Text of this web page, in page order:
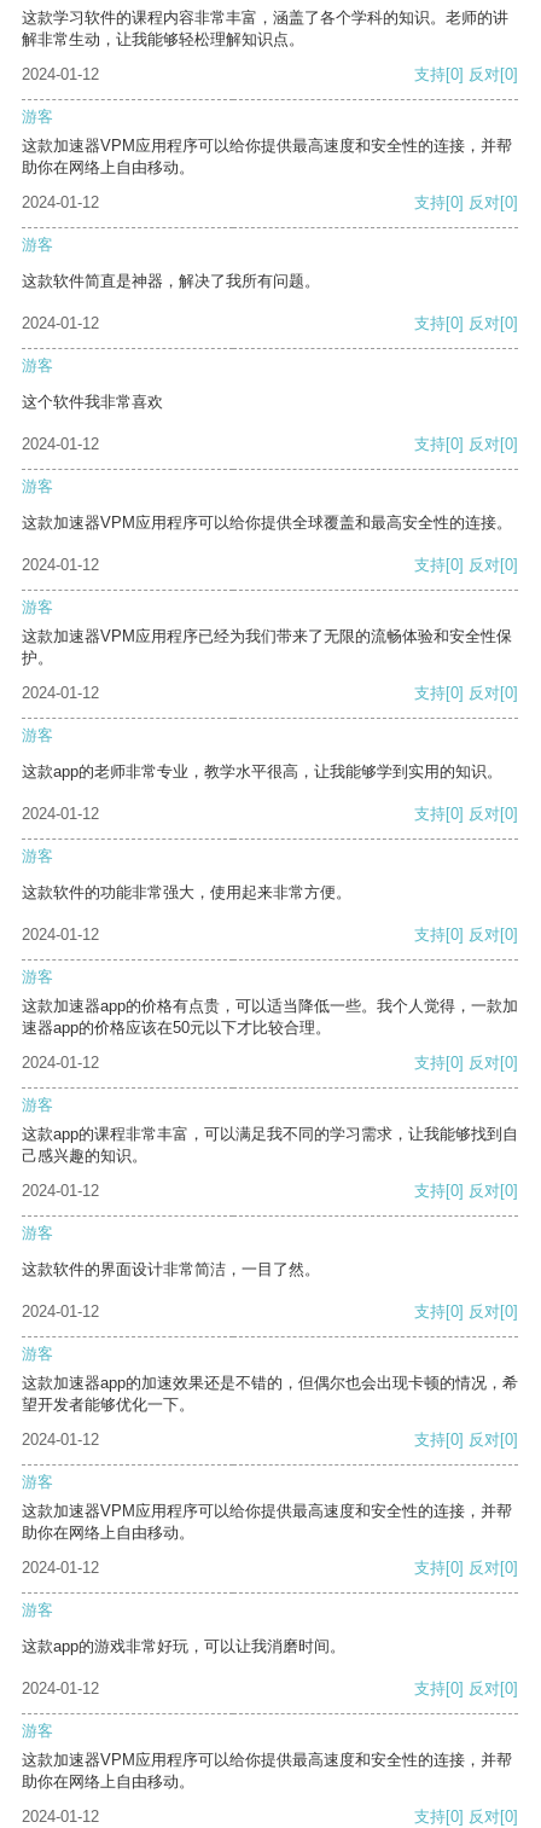
这款学习软件的课程内容非常丰富，涵盖了各个学科的知识。老师的讲
解非常生动，让我能够轻松理解知识点。
2024-01-12
支持[0] 反对[0]
游客
这款加速器VPM应用程序可以给你提供最高速度和安全性的连接，并帮
助你在网络上自由移动。
2024-01-12
支持[0] 反对[0]
游客
这款软件简直是神器，解决了我所有问题。
2024-01-12 支持[0] 反对[0]
游客
这个软件我非常喜欢
2024-01-12 支持[0] 反对[0]
游客
这款加速器VPM应用程序可以给你提供全球覆盖和最高安全性的连接。
2024-01-12 支持[0] 反对[0]
游客
这款加速器VPM应用程序已经为我们带来了无限的流畅体验和安全性保
护。
2024-01-12
支持[0] 反对[0]
游客
这款app的老师非常专业，教学水平很高，让我能够学到实用的知识。
2024-01-12 支持[0] 反对[0]
游客
这款软件的功能非常强大，使用起来非常方便。
2024-01-12 支持[0] 反对[0]
游客
这款加速器app的价格有点贵，可以适当降低一些。我个人觉得，一款加
速器app的价格应该在50元以下才比较合理。
2024-01-12
支持[0] 反对[0]
游客
这款app的课程非常丰富，可以满足我不同的学习需求，让我能够找到自
己感兴趣的知识。
2024-01-12
支持[0] 反对[0]
游客
这款软件的界面设计非常简洁，一目了然。
2024-01-12 支持[0] 反对[0]
游客
这款加速器app的加速效果还是不错的，但偶尔也会出现卡顿的情况，希
望开发者能够优化一下。
2024-01-12
支持[0] 反对[0]
游客
这款加速器VPM应用程序可以给你提供最高速度和安全性的连接，并帮
助你在网络上自由移动。
2024-01-12
支持[0] 反对[0]
游客
这款app的游戏非常好玩，可以让我消磨时间。
2024-01-12 支持[0] 反对[0]
游客
这款加速器VPM应用程序可以给你提供最高速度和安全性的连接，并帮
助你在网络上自由移动。
2024-01-12
支持[0] 反对[0]